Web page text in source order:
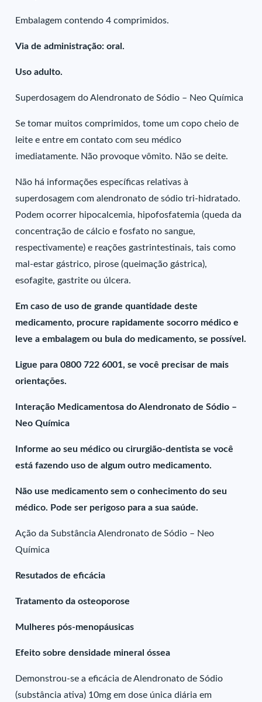
Embalagem contendo 4 comprimidos.
Via de administração: oral.
Uso adulto.
Superdosagem do Alendronato de Sódio – Neo Química
Se tomar muitos comprimidos, tome um copo cheio de
leite e entre em contato com seu médico
imediatamente. Não provoque vômito. Não se deite.
Não há informações específicas relativas à
superdosagem com alendronato de sódio tri-hidratado.
Podem ocorrer hipocalcemia, hipofosfatemia (queda da
concentração de cálcio e fosfato no sangue,
respectivamente) e reações gastrintestinais, tais como
mal-estar gástrico, pirose (queimação gástrica),
esofagite, gastrite ou úlcera.
Em caso de uso de grande quantidade deste
medicamento, procure rapidamente socorro médico e
leve a embalagem ou bula do medicamento, se possível.
Ligue para 0800 722 6001, se você precisar de mais
orientações.
Interação Medicamentosa do Alendronato de Sódio –
Neo Química
Informe ao seu médico ou cirurgião-dentista se você
está fazendo uso de algum outro medicamento.
Não use medicamento sem o conhecimento do seu
médico. Pode ser perigoso para a sua saúde.
Ação da Substância Alendronato de Sódio – Neo
Química
Resutados de eficácia
Tratamento da osteoporose
Mulheres pós-menopáusicas
Efeito sobre densidade mineral óssea
Demonstrou-se a eficácia de Alendronato de Sódio
(substância ativa) 10mg em dose única diária em